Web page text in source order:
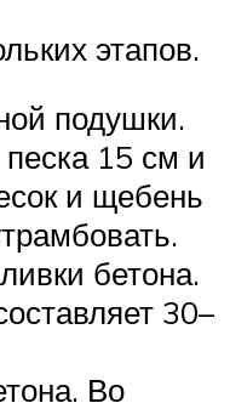
этапов.
подушки.
15 см и
и щебень
бетона.
30–
Во